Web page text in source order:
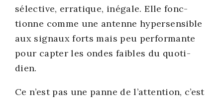
sélec­tive, erra­tique, inégale. Elle fonc­
tionne comme une antenne hyper­sen­sible
aux signaux forts mais peu per­for­mante
pour cap­ter les ondes faibles du quo­ti­
dien.
Ce n’est pas une panne de l’attention, c’est